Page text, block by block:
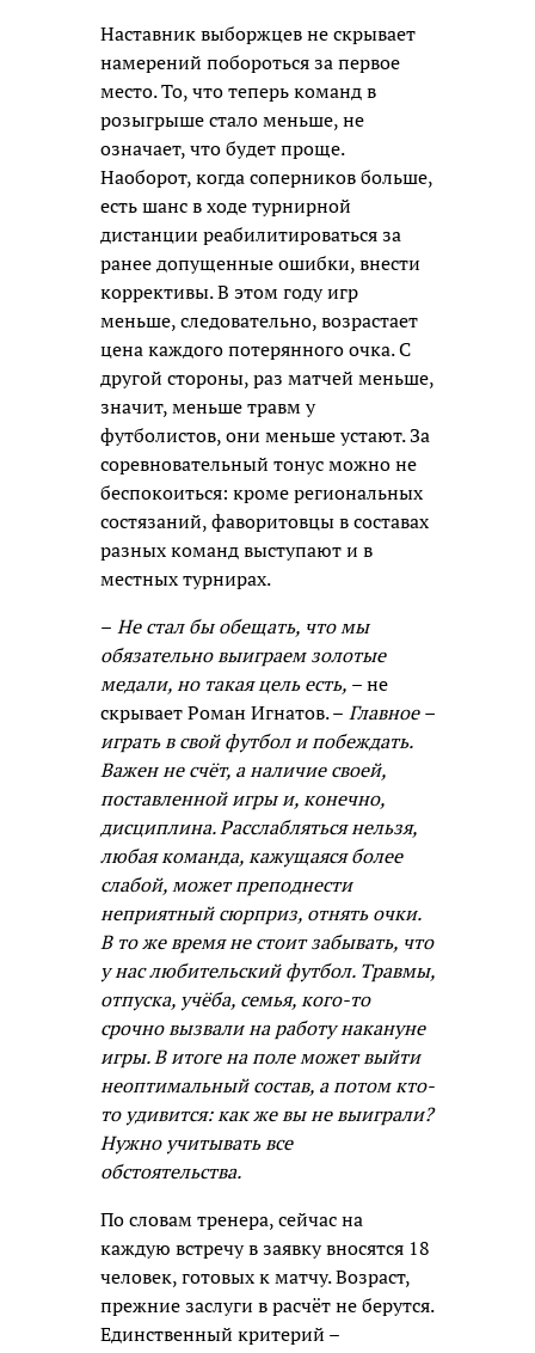
Наставник выборжцев не скрывает
намерений побороться за первое
место. То, что теперь команд в
розыгрыше стало меньше, не
означает, что будет проще.
Наоборот, когда соперников больше,
есть шанс в ходе турнирной
дистанции реабилитироваться за
ранее допущенные ошибки, внести
коррективы. В этом году игр
меньше, следовательно, возрастает
цена каждого потерянного очка. С
другой стороны, раз матчей меньше,
значит, меньше травм у
футболистов, они меньше устают. За
соревновательный тонус можно не
беспокоиться: кроме региональных
состязаний, фаворитовцы в составах
разных команд выступают и в
местных турнирах.
– Не стал бы обещать, что мы
обязательно выиграем золотые
медали, но такая цель есть, – не
скрывает Роман Игнатов. – Главное –
играть в свой футбол и побеждать.
Важен не счёт, а наличие своей,
поставленной игры и, конечно,
дисциплина. Расслабляться нельзя,
любая команда, кажущаяся более
слабой, может преподнести
неприятный сюрприз, отнять очки.
В то же время не стоит забывать, что
у нас любительский футбол. Травмы,
отпуска, учёба, семья, кого-то
срочно вызвали на работу накануне
игры. В итоге на поле может выйти
неоптимальный состав, а потом кто-
то удивится: как же вы не выиграли?
Нужно учитывать все
обстоятельства.
По словам тренера, сейчас на
каждую встречу в заявку вносятся 18
человек, готовых к матчу. Возраст,
прежние заслуги в расчёт не берутся.
Единственный критерий –